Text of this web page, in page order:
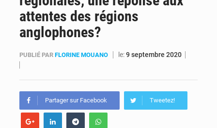
attentes des régions
anglophones?
PUBLIÉ PAR FLORINE MOUANO le:9 septembre 2020
Partager sur Facebook Tweetez!